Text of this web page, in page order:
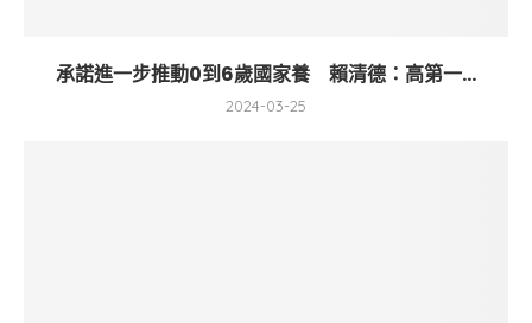
承諾進一步推動0到6歲國家養 賴清德：高第一...
2024-03-25